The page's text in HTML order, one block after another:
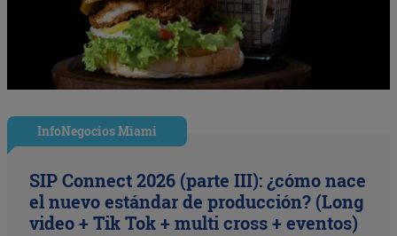
InfoNegocios Miami
SIP Connect 2026 (parte III): ¿cómo nace
el nuevo estándar de producción? (Long
video + Tik Tok + multi cross + eventos)